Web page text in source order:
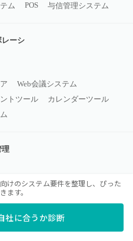
ム POS 与信管理システム
レーシ
Web会議システム
トツール
カレンダーツール
理
けのシステム要件を整理し、ぴった
ます。
社に合うか診断